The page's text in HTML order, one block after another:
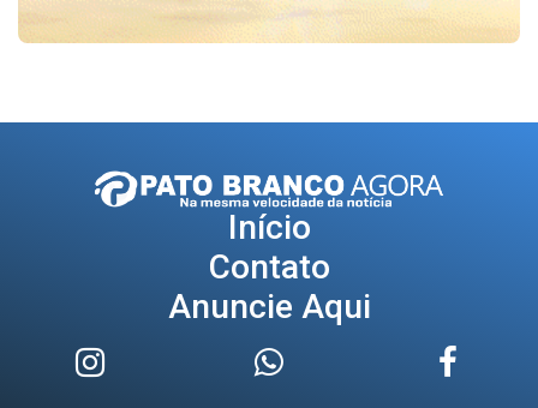
Início
Contato
Anuncie Aqui